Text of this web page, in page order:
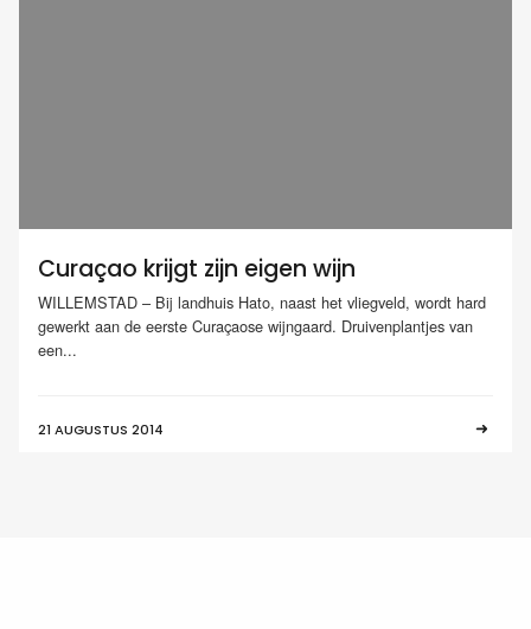
Curaçao krijgt zijn eigen wijn
WILLEMSTAD – Bij landhuis Hato, naast het vliegveld, wordt hard
gewerkt aan de eerste Curaçaose wijngaard. Druivenplantjes van
een...
21 AUGUSTUS 2014